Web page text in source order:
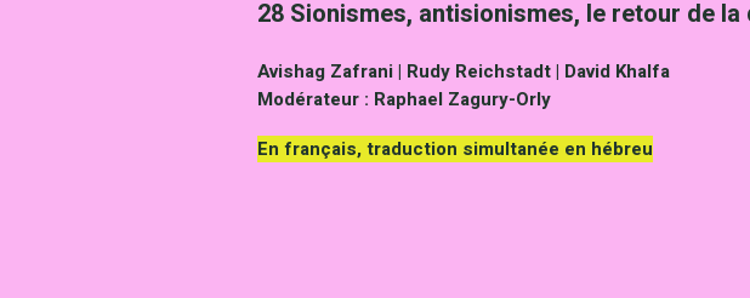
28 Sionismes, antisionismes, le retour de la
Avishag Zafrani | Rudy Reichstadt | David Khalfa
Modérateur : Raphael Zagury-Orly
En français, traduction simultanée en hébreu